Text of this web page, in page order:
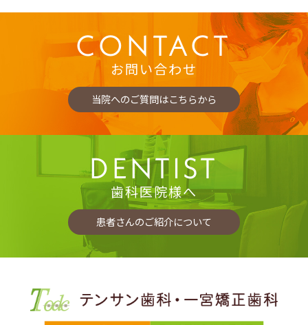
CONTACT
お問い合わせ
当院へのご質問はこちらから
DENTIST
歯科医院様へ
患者さんのご紹介について